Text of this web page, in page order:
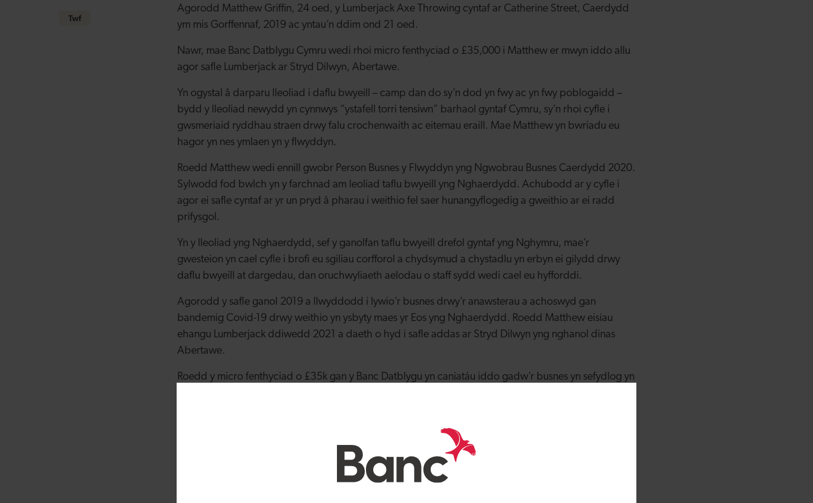
Twf
Agorodd Matthew Griffin, 24 oed, y Lumberjack Axe Throwing cyntaf ar Catherine Street, Caerdydd
ym mis Gorffennaf, 2019 ac yntau’n ddim ond 21 oed.
Nawr, mae Banc Datblygu Cymru wedi rhoi micro fenthyciad o £35,000 i Matthew er mwyn iddo allu
agor safle Lumberjack ar Stryd Dilwyn, Abertawe.
Yn ogystal â darparu lleoliad i daflu bwyeill – camp dan do sy’n dod yn fwy ac yn fwy poblogaidd –
bydd y lleoliad newydd yn cynnwys “ystafell torri tensiwn” barhaol gyntaf Cymru, sy’n rhoi cyfle i
gwsmeriaid ryddhau straen drwy falu crochenwaith ac eitemau eraill. Mae Matthew yn bwriadu eu
hagor yn nes ymlaen yn y flwyddyn.
Roedd Matthew wedi ennill gwobr Person Busnes y Flwyddyn yng Ngwobrau Busnes Caerdydd 2020.
Sylwodd fod bwlch yn y farchnad am leoliad taflu bwyeill yng Nghaerdydd. Achubodd ar y cyfle i
agor ei safle cyntaf ar yr un pryd â pharau i weithio fel saer hunangyflogedig a gweithio ar ei radd
prifysgol.
Yn y lleoliad yng Nghaerdydd, sef y ganolfan taflu bwyeill drefol gyntaf yng Nghymru, mae’r
gwesteion yn cael cyfle i brofi eu sgiliau corfforol a chydsymud a chystadlu yn erbyn ei gilydd drwy
daflu bwyeill at dargedau, dan oruchwyliaeth aelodau o staff sydd wedi cael eu hyfforddi.
Agorodd y safle ganol 2019 a llwyddodd i lywio’r busnes drwy’r anawsterau a achoswyd gan
bandemig Covid-19 drwy weithio yn ysbyty maes yr Eos yng Nghaerdydd. Roedd Matthew eisiau
ehangu Lumberjack ddiwedd 2021 a daeth o hyd i safle addas ar Stryd Dilwyn yng nghanol dinas
Abertawe.
Roedd y micro fenthyciad o £35k gan y Banc Datblygu yn caniatáu iddo gadw’r busnes yn sefydlog yn
Ychwanegodd Matthew: “Roedd hi’n hawdd gweithio gyda Banc Datblygu Cymru – roeddwn i
wastad wedi meddwl y byddai gofyn am fenthyciad yn golygu cael fy ngwrthod dro ar ôl tro
oherwydd mae anfanteision yn perthyn i fod yn ifanc, ond doedd hynny ddim yn wir ac alla i ddim